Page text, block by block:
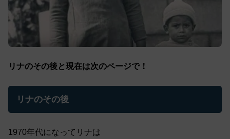
リナのその後と現在は次のページで！
リナのその後
1970年代になってリナは